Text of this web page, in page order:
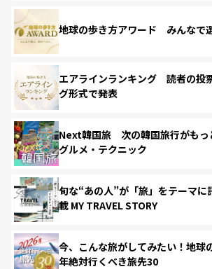
地球の歩き方アワード みんなで
エアラインランキング 読者の投
グ形式で発表
Next韓国旅 次の韓国旅行がもっ
グルメ・テクニック
旬な“あの人”が「旅」をテーマに
載 MY TRAVEL STORY
今、こんな旅がしてみたい！地球
年絶対行くべき旅先30